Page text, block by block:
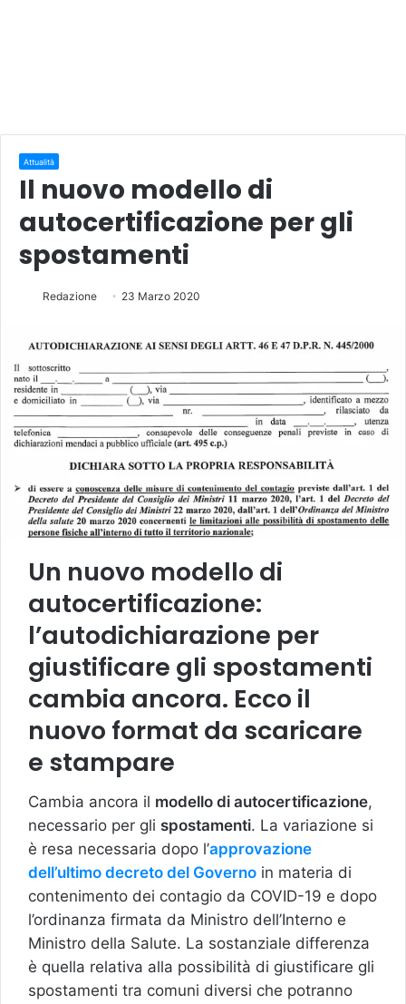
Attualità
Il nuovo modello di
autocertificazione per gli
spostamenti
Redazione 23 Marzo 2020
Un nuovo modello di
autocertificazione:
l’autodichiarazione per
giustificare gli spostamenti
cambia ancora. Ecco il
nuovo format da scaricare
e stampare
Cambia ancora il modello di autocertificazione,
necessario per gli spostamenti. La variazione si
è resa necessaria dopo l’approvazione
dell’ultimo decreto del Governo in materia di
contenimento dei contagio da COVID-19 e dopo
l’ordinanza firmata da Ministro dell’Interno e
Ministro della Salute. La sostanziale differenza
è quella relativa alla possibilità di giustificare gli
spostamenti tra comuni diversi che potranno